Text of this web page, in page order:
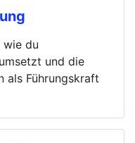
wie du
und die
als Führungskraft